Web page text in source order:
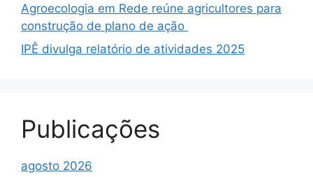
Agroecologia em Rede reúne agricultores para
construção de plano de ação
IPÊ divulga relatório de atividades 2025
Publicações
agosto 2026